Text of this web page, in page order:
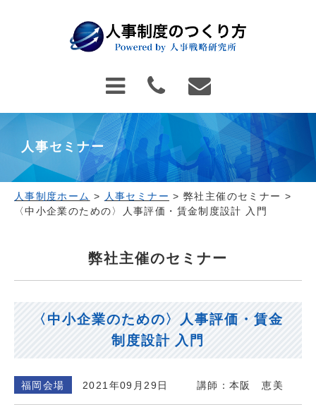
人事セミナー
人事制度ホーム > 人事セミナー >弊社主催のセミナー >
〈中小企業のための〉人事評価・賃金制度設計 入門
弊社主催のセミナー
〈中小企業のための〉人事評価・賃金
制度設計 入門
福岡会場 2021年09月29日 講師：本阪 恵美